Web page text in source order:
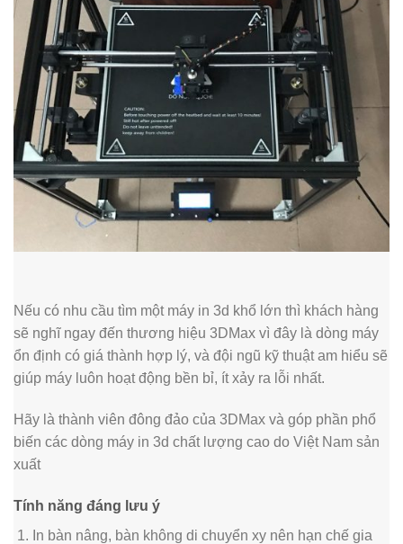
Nếu có nhu cầu tìm một máy in 3d khổ lớn thì khách hàng
sẽ nghĩ ngay đến thương hiệu 3DMax vì đây là dòng máy
ổn định có giá thành hợp lý, và đội ngũ kỹ thuật am hiểu sẽ
giúp máy luôn hoạt động bền bỉ, ít xảy ra lỗi nhất.
Hãy là thành viên đông đảo của 3DMax và góp phần phổ
biến các dòng máy in 3d chất lượng cao do Việt Nam sản
xuất
Tính năng đáng lưu ý
In bàn nâng, bàn không di chuyển xy nên hạn chế gia